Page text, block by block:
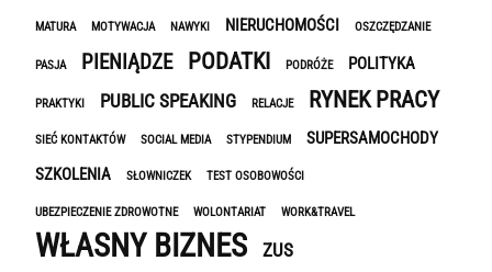
MATURA MOTYWACJA NAWYKI NIERUCHOMOŚCI OSZCZĘDZANIE
PASJA PIENIĄDZE PODATKI PODRÓŻE POLITYKA
PRAKTYKI PUBLIC SPEAKING RELACJE RYNEK PRACY
SIEĆ KONTAKTÓW SOCIAL MEDIA STYPENDIUM
SUPERSAMOCHODY
SZKOLENIA
SŁOWNICZEK TEST OSOBOWOŚCI
UBEZPIECZENIE ZDROWOTNE WOLONTARIAT WORK&TRAVEL
WŁASNY BIZNES ZUS